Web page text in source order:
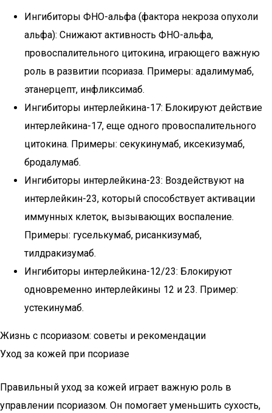
Ингибиторы ФНО-альфа (фактора некроза опухоли
альфа): Снижают активность ФНО-альфа,
провоспалительного цитокина, играющего важную
роль в развитии псориаза. Примеры: адалимумаб,
этанерцепт, инфликсимаб.
Ингибиторы интерлейкина-17: Блокируют действие
интерлейкина-17, еще одного провоспалительного
цитокина. Примеры: секукинумаб, иксекизумаб,
бродалумаб.
Ингибиторы интерлейкина-23: Воздействуют на
интерлейкин-23, который способствует активации
иммунных клеток, вызывающих воспаление.
Примеры: гуселькумаб, рисанкизумаб,
тилдракизумаб.
Ингибиторы интерлейкина-12/23: Блокируют
одновременно интерлейкины 12 и 23. Пример:
устекинумаб.
Жизнь с псориазом: советы и рекомендации
Уход за кожей при псориазе
Правильный уход за кожей играет важную роль в
управлении псориазом. Он помогает уменьшить сухость,